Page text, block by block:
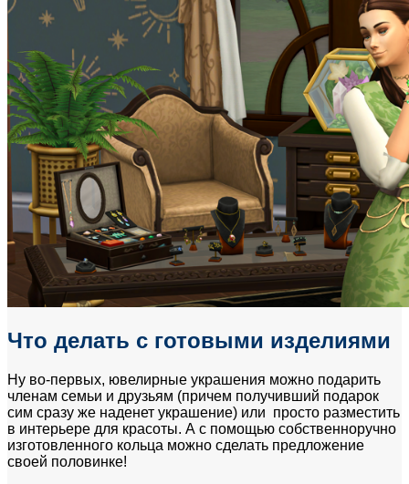
Что делать с готовыми изделиями
Ну во-первых, ювелирные украшения можно подарить
членам семьи и друзьям (причем получивший подарок
сим сразу же наденет украшение) или просто разместить
в интерьере для красоты. А с помощью собственноручно
изготовленного кольца можно сделать предложение
своей половинке!